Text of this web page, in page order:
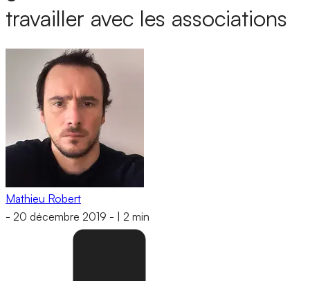
travailler avec les associations
Mathieu Robert
- 20 décembre 2019 - 2 min